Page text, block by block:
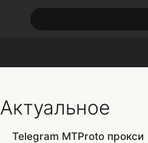
Актуальное
Telegram MTProto прокси